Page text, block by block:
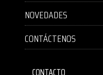
NOVEDADES
CONTÁCTENOS